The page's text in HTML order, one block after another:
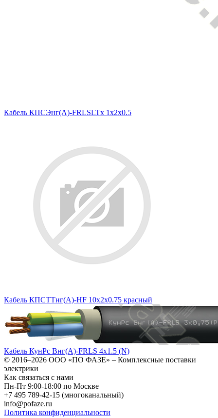
Кабель КПСЭнг(A)-FRLSLTx 1x2x0.5
Кабель КПСТТнг(А)-HF 10х2х0.75 красный
Кабель КунРс Внг(А)-FRLS 4х1.5 (N)
© 2016–2026 ООО «ПО ФАЗЕ» – Комплексные поставки
электрики
Как связаться с нами
Пн-Пт 9:00-18:00 по Москве
+7 495 789-42-15 (многоканальный)
info@pofaze.ru
Политика конфиденциальности